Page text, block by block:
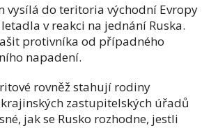
vysílá do teritoria východní Evropy
v reakci na jednání Ruska.
protivníka od případného
napadení.
rovněž stahují rodiny
zastupitelských úřadů
jak se Rusko rozhodne, jestli